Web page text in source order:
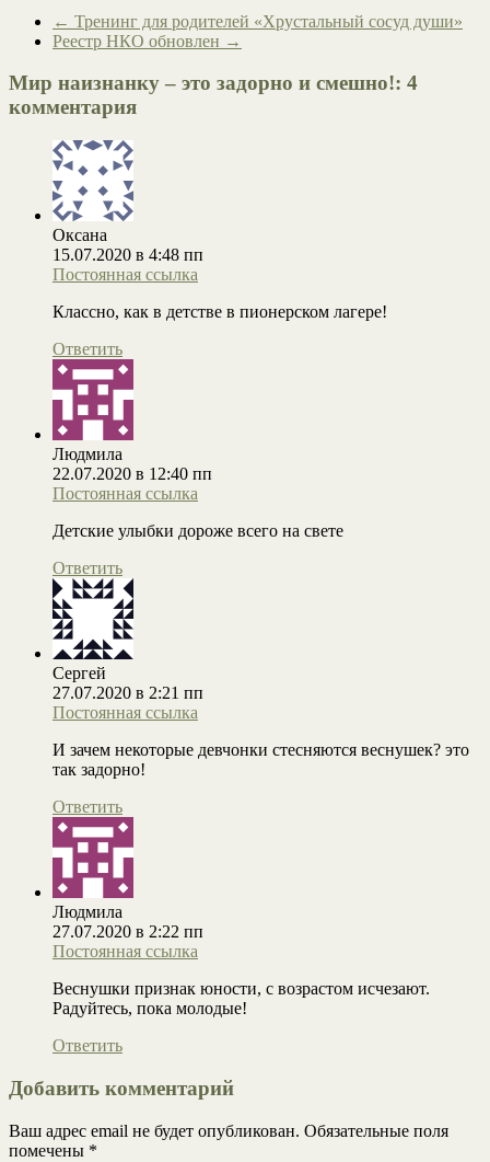
← Тренинг для родителей «Хрустальный сосуд души»
Реестр НКО обновлен →
Мир наизнанку – это задорно и смешно!: 4
комментария
Оксана
15.07.2020 в 4:48 пп
Постоянная ссылка
Классно, как в детстве в пионерском лагере!
Ответить
Людмила
22.07.2020 в 12:40 пп
Постоянная ссылка
Детские улыбки дороже всего на свете
Ответить
Сергей
27.07.2020 в 2:21 пп
Постоянная ссылка
И зачем некоторые девчонки стесняются веснушек? это
так задорно!
Ответить
Людмила
27.07.2020 в 2:22 пп
Постоянная ссылка
Веснушки признак юности, с возрастом исчезают.
Радуйтесь, пока молодые!
Ответить
Добавить комментарий
Ваш адрес email не будет опубликован. Обязательные поля
помечены *